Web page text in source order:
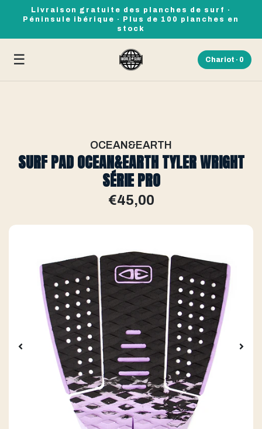
Livraison gratuite des planches de surf ·
Péninsule ibérique · Plus de 100 planches en
stock
☰ Chariot · 0
OCEAN&EARTH
SURF PAD OCEAN&EARTH TYLER WRIGHT
SÉRIE PRO
€45,00